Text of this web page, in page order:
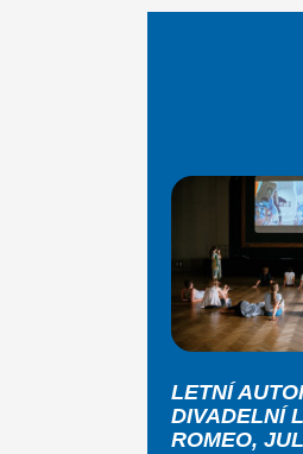
LETNÍ
DIVADELNÍ
ROMEO,